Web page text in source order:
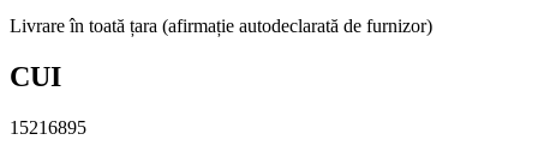
Livrare în toată țara (afirmație autodeclarată de furnizor)
CUI
15216895